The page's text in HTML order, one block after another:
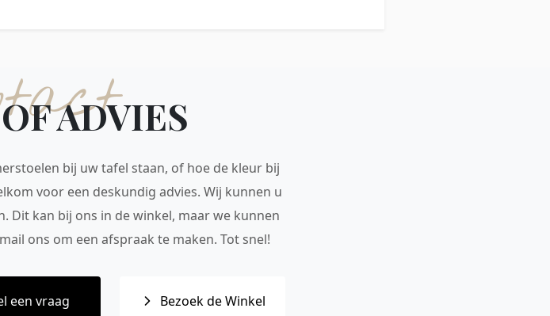
ADVIES
bij uw tafel staan, of hoe de kleur bij
voor een deskundig advies. Wij kunnen u
Dit kan bij ons in de winkel, maar we kunnen
ons om een afspraak te maken. Tot snel!
een vraag Bezoek de Winkel